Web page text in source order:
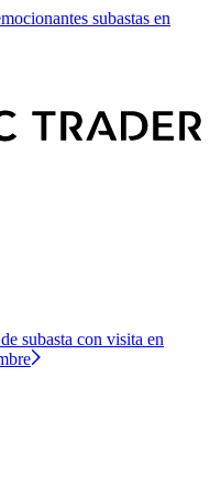
subastas en
subasta con visita en